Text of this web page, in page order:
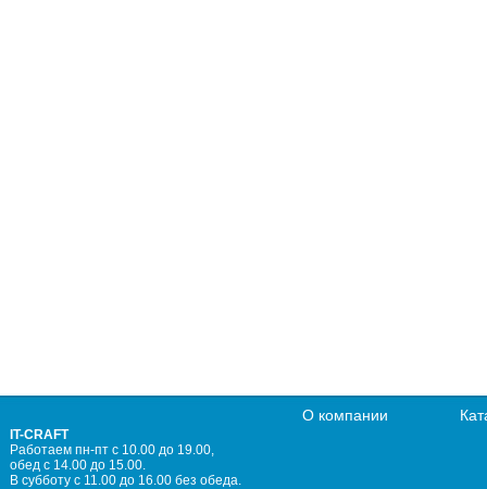
IT-CRAFT
Работаем пн-пт с 10.00 до 19.00,
обед с 14.00 до 15.00.
В субботу с 11.00 до 16.00 без обеда.
О компании